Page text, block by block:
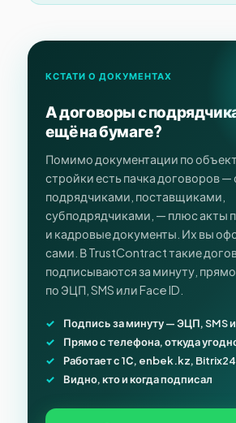
КСТАТИ О ДОКУМЕНТАХ
А договоры с
ещё на бумаге?
Помимо документации по
стройки есть пачка договоров —
подрядчиками, поставщиками,
субподрядчиками, — плюс акты
и кадровые документы. Их вы
сами. В TrustContract такие
подписываются за минуту,
по ЭЦП, SMS или Face ID.
Подпись за минуту — ЭЦП, SMS
Прямо с телефона, откуда
Работает с 1С, enbek.kz,
Видно, кто и когда подписал